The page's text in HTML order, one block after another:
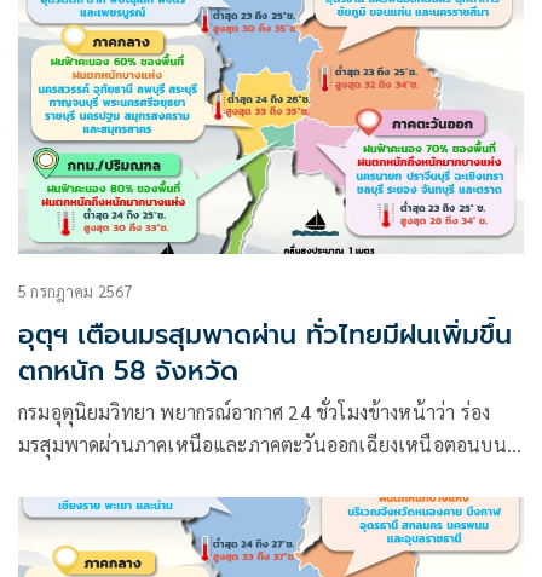
5 กรกฎาคม 2567
อุตุฯ เตือนมรสุมพาดผ่าน ทั่วไทยมีฝนเพิ่มขึ้น
ตกหนัก 58 จังหวัด
กรมอุตุนิยมวิทยา พยากรณ์อากาศ 24 ชั่วโมงข้างหน้าว่า ร่อง
มรสุมพาดผ่านภาคเหนือและภาคตะวันออกเฉียงเหนือตอนบน
ตอนบน